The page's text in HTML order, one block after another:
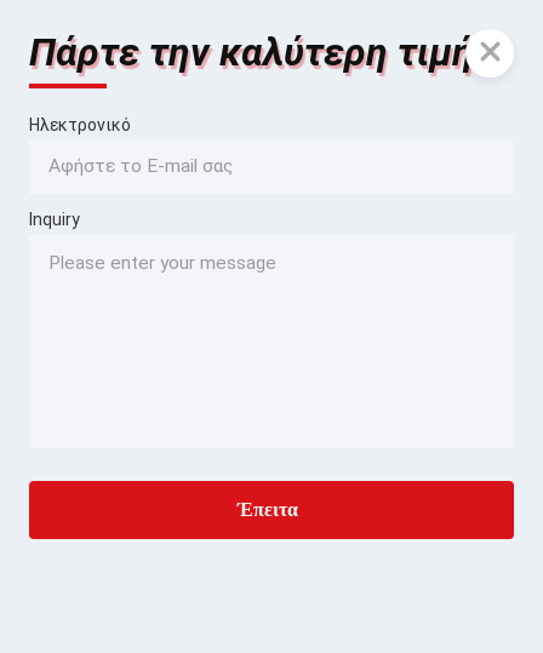
Πάρτε την καλύτερη τιμή
Ηλεκτρονικό
Inquiry
Έπειτα